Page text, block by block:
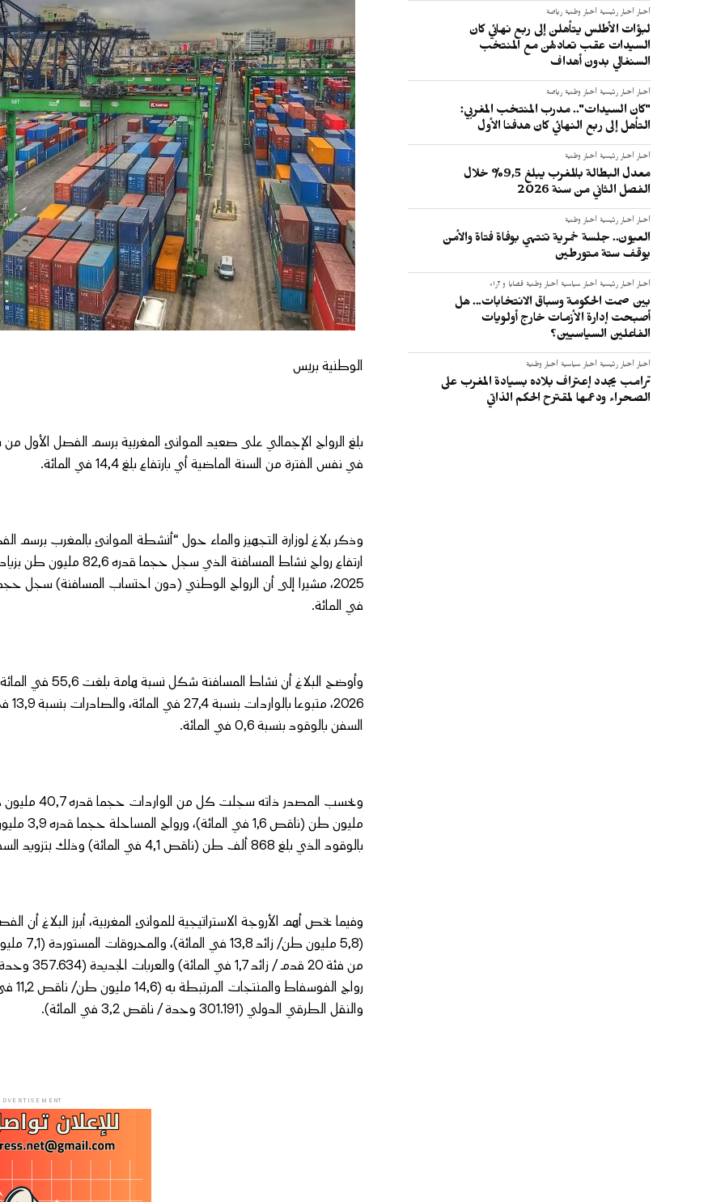
أخبار أخبار رئيسية أخبار وطنية رياضة
لبؤات الأطلس يتأهلن إلى ربع نهائي كان
السيدات عقب تعادلهن مع المنتخب
السنغالي بدون أهداف
أخبار أخبار رئيسية أخبار وطنية رياضة
"كان السيدات".. مدرب المنتخب المغربي:
التأهل إلى ربع النهائي كان هدفنا الأول
أخبار أخبار رئيسية أخبار وطنية
معدل البطالة بالمغرب يبلغ 9,5% خلال
الفصل الثاني من سنة 2026
أخبار أخبار رئيسية أخبار وطنية
العيون.. جلسة خمرية تنتهي بوفاة فتاة والأمن
يوقف ستة متورطين
أخبار أخبار رئيسية أخبار سياسية أخبار وطنية قضايا و آراء
بين صمت الحكومة وسباق الانتخابات... هل
أصبحت إدارة الأزمات خارج أولويات
الفاعلين السياسيين؟
أخبار أخبار رئيسية أخبار سياسية أخبار وطنية
ترامب يجدد إعتراف بلاده بسيادة المغرب على
الصحراء ودعمها لمقترح الحكم الذاتي
الوطنية بريس
في نفس الفترة من السنة الماضية أي بارتفاع بلغ 14,4 في المائة.
في المائة.
وأوضح البلاغ
السفن بالوقود بنسبة 0,6 في المائة.
بالوقود الذي بلغ 868 ألف طن (ناقص 4,1 في المائة) وذلك بتزويد السفن العابرة عبر مضيق جبل طارق.
والنقل الطرقي الدولي (301.191 وحدة / ناقص 3,2 في المائة).